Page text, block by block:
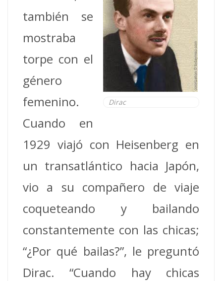
Dirac
también se
mostraba
torpe con el
género
femenino.
Cuando en
1929 viajó con Heisenberg en
un transatlántico hacia Japón,
vio a su compañero de viaje
coqueteando y bailando
constantemente con las chicas;
“¿Por qué bailas?”, le preguntó
Dirac. “Cuando hay chicas